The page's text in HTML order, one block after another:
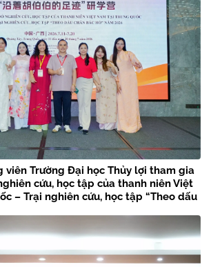
viên Trường Đại học Thủy lợi tham gia
cứu, học tập của thanh niên Việt
– Trại nghiên cứu, học tập “Theo dấu